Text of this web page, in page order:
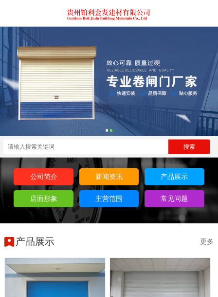
公司简介 新闻资讯 产品展示
店面形象 主营范围 常见问题
产品展示 更多